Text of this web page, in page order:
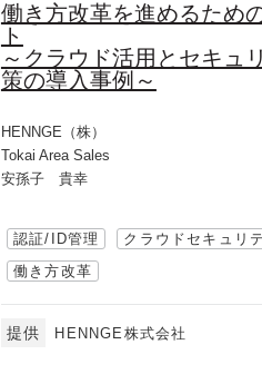
働き方改革を進めるため
ト
～クラウド活用とセキュ
策の導入事例～
HENNGE（株）
Tokai Area Sales
安孫子 貴幸
認証/ID管理
クラウドセキュリ
働き方改革
提供 HENNGE株式会社